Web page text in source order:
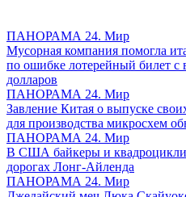
ПАНОРАМА 24. Мир
Мусорная компания помогла
по ошибке лотерейный билет
долларов
ПАНОРАМА 24. Мир
Завление Китая о выпуске
для производства микросхем
ПАНОРАМА 24. Мир
В США байкеры и
дорогах Лонг-Айленда
ПАНОРАМА 24. Мир